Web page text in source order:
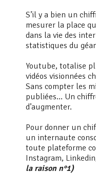
S’il y a bien un
mesurer la place
dans la vie des
statistiques du
Youtube, totalise
vidéos visionnées
Sans compter les
publiées… Un
d’augmenter.
Pour donner un
un internaute
toute plateforme
Instagram,
la raison n°1)